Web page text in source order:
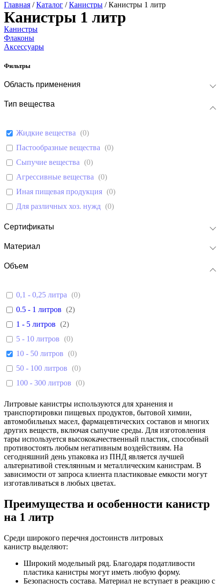
Главная /Каталог /Канистры / Канистры 1 литр
Канистры 1 литр
Канистры
Флаконы
Аксессуары
Фильтры
Область применения
Тип вещества
Жидкие вещества (0)
Пастообразные вещества (0)
Сыпучие вещества (0)
Агрессивные вещества (0)
Иная пищевая продукция (0)
Для различных хоз. нужд (0)
Сертификаты
Материал
Объем
0,1 - 0,25 литра (0)
0.5 - 1 литров (2)
1 - 5 литров (2)
5 - 10 литров (0)
10 - 50 литров (0)
50 - 100 литров (0)
100 - 300 литров (0)
Литровые канистры используются для хранения и
транспортировки пищевых продуктов, бытовой химии,
автомобильных масел, фармацевтических составов и многих
других веществ, включая сыпучие среды. Для изготовления
тары используется высококачественный пластик, способный
противостоять любым негативным воздействиям. На
сегодняшний день упаковка из ПНД является лучшей
альтернативой стеклянным и металлическим канистрам. В
зависимости от запроса клиента пластиковые емкости могут
изготавливаться в любых цветах.
Преимущества и особенности канистр
на 1 литр
Среди широкого перечня достоинств литровых
канистр выделяют:
Широкий модельный ряд. Благодаря податливости
пластика канистры могут иметь любую форму.
Безопасность состава. Материал не вступает в реакцию с